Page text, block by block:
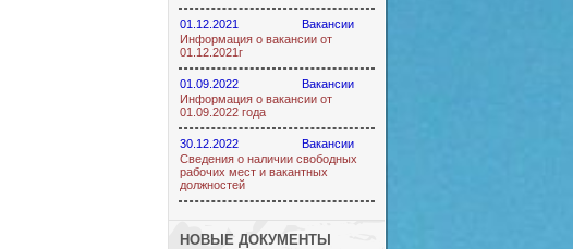
01.12.2021
Вакансии
Информация о вакансии от
01.12.2021г
01.09.2022
Вакансии
Информация о вакансии от
01.09.2022 года
30.12.2022
Вакансии
Сведения о наличии свободных
рабочих мест и вакантных
должностей
НОВЫЕ ДОКУМЕНТЫ